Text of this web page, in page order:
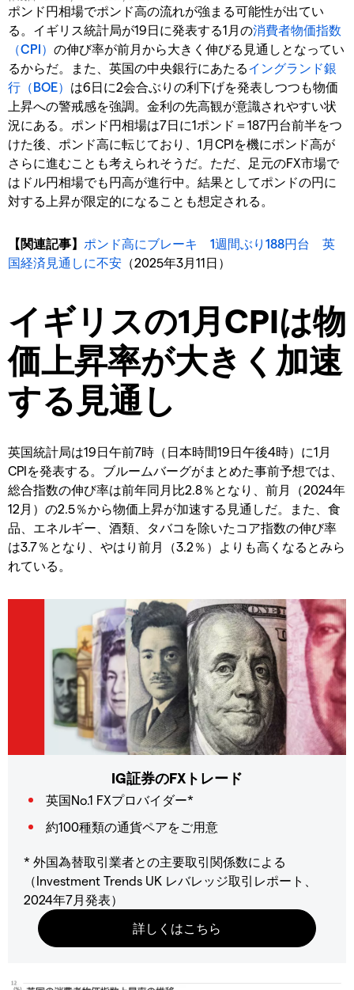
ポンド円相場でポンド高の流れが強まる可能性が出てい
る。イギリス統計局が19日に発表する1月の消費者物価指数
（CPI） の伸び率が前月から大きく伸びる見通しとなってい
るからだ。また、英国の中央銀行にあたるイングランド銀
行（BOE） は6日に2会合ぶりの利下げを発表しつつも物価
上昇への警戒感を強調。金利の先高観が意識されやすい状
況にある。ポンド円相場は7日に1ポンド＝187円台前半をつ
けた後、ポンド高に転じており、1月CPIを機にポンド高が
さらに進むことも考えられそうだ。ただ、足元のFX市場で
はドル円相場でも円高が進行中。結果としてポンドの円に
対する上昇が限定的になることも想定される。
【関連記事】 ポンド高にブレーキ 1週間ぶり188円台 英
国経済見通しに不安 （2025年3月11日）
イギリスの1月CPIは物
価上昇率が大きく加速
する見通し
英国統計局は19日午前7時（日本時間19日午後4時）に1月
CPIを発表する。ブルームバーグがまとめた事前予想では、
総合指数の伸び率は前年同月比2.8％となり、前月（2024年
12月）の2.5％から物価上昇が加速する見通しだ。また、食
品、エネルギー、酒類、タバコを除いたコア指数の伸び率
は3.7％となり、やはり前月（3.2％）よりも高くなるとみら
れている。
IG証券のFXトレード
英国No.1 FXプロバイダー*
約100種類の通貨ペアをご用意
* 外国為替取引業者との主要取引関係数による
（Investment Trends UK レバレッジ取引レポート、
2024年7月発表）